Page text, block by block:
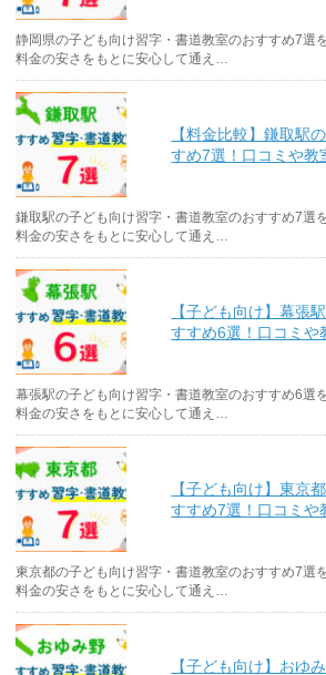
静岡県の子ども向け習字・書道教室のおすすめ7選
料金の安さをもとに安心して通え…
【料金比較】鎌取駅
すめ7選！口コミや教
鎌取駅の子ども向け習字・書道教室のおすすめ7選
料金の安さをもとに安心して通え…
【子ども向け】幕張
すすめ6選！口コミや
幕張駅の子ども向け習字・書道教室のおすすめ6選
料金の安さをもとに安心して通え…
【子ども向け】東京
すすめ7選！口コミや
東京都の子ども向け習字・書道教室のおすすめ7選
料金の安さをもとに安心して通え…
【子ども向け】おゆ